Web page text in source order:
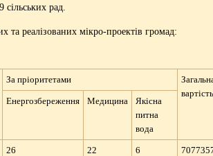
рад.
та реалізованих мікро-проектів громад:
За пріоритетами
вартість
Енергозбереження Mедицина
Якісна
питна
вода
26 22 6